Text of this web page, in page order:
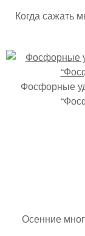
Когда сажать
Фосфорные
Осенние